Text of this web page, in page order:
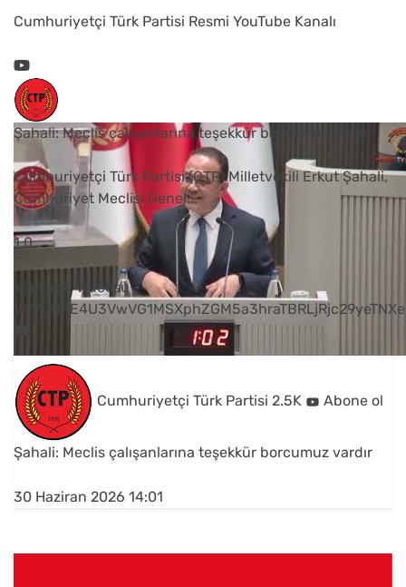
Cumhuriyetçi Türk Partisi Resmi YouTube Kanalı
Şahali: Meclis çalışanlarına teşekkür borcumuz vardır
Cumhuriyetçi Türk Partisi (CTP) Milletvekili Erkut Şahali,
Cumhuriyet Meclisi Genel...
1 0
YouTube Videosu
Cumhuriyetçi Türk Partisi 2.5K Abone ol
Şahali: Meclis çalışanlarına teşekkür borcumuz vardır
30 Haziran 2026 14:01